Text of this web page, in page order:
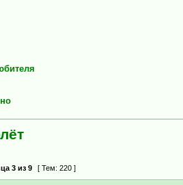
3 из 9 [ Тем: 220 ]